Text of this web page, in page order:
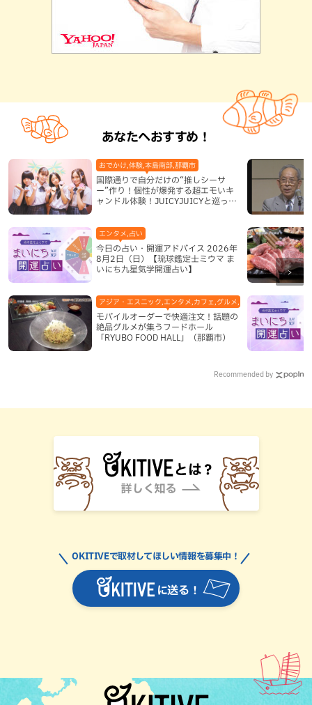
あなたへおすすめ！
国際通りで自分だけの“推しシーサ
ー”作り！個性が爆発する超エモいキ
ャンドル体験！JUICYJUICYと巡って
おでかけ,体験,本島南部,那覇市
今日の占い・開運アドバイス 2026年
8月2日（日）【琉球鑑定士ミウマ ま
いにち九星気学開運占い】
エンタメ,占い
モバイルオーダーで快適注文！話題の
絶品グルメが集うフードホール
「RYUBO FOOD HALL」（那覇市）
アジア・エスニック,エンタメ,カフェ,グルメ,テレビ,中華,地域,本島
Recommended by
に送る！
OKITIVEで取材してほしい情報を募集中！